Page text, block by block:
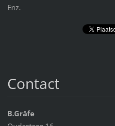
Enz.
Contact
B.Gräfe